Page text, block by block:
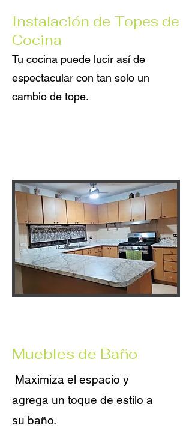
Instalación de Topes de
Cocina
Tu cocina puede lucir así de
espectacular con tan solo un
cambio de tope.
Muebles de Baño
Maximiza el espacio y
agrega un toque de estilo a
su baño.